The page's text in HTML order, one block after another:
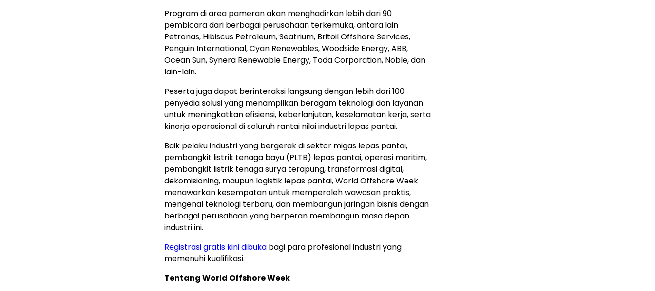
Program di area pameran akan menghadirkan lebih dari 90
pembicara dari berbagai perusahaan terkemuka, antara lain
Petronas, Hibiscus Petroleum, Seatrium, Britoil Offshore Services,
Penguin International, Cyan Renewables, Woodside Energy, ABB,
Ocean Sun, Synera Renewable Energy, Toda Corporation, Noble, dan
lain-lain.
Peserta juga dapat berinteraksi langsung dengan lebih dari 100
penyedia solusi yang menampilkan beragam teknologi dan layanan
untuk meningkatkan efisiensi, keberlanjutan, keselamatan kerja, serta
kinerja operasional di seluruh rantai nilai industri lepas pantai.
Baik pelaku industri yang bergerak di sektor migas lepas pantai,
pembangkit listrik tenaga bayu (PLTB) lepas pantai, operasi maritim,
pembangkit listrik tenaga surya terapung, transformasi digital,
dekomisioning, maupun logistik lepas pantai, World Offshore Week
menawarkan kesempatan untuk memperoleh wawasan praktis,
mengenal teknologi terbaru, dan membangun jaringan bisnis dengan
berbagai perusahaan yang berperan membangun masa depan
industri ini.
Registrasi gratis kini dibuka bagi para profesional industri yang
memenuhi kualifikasi.
Tentang World Offshore Week